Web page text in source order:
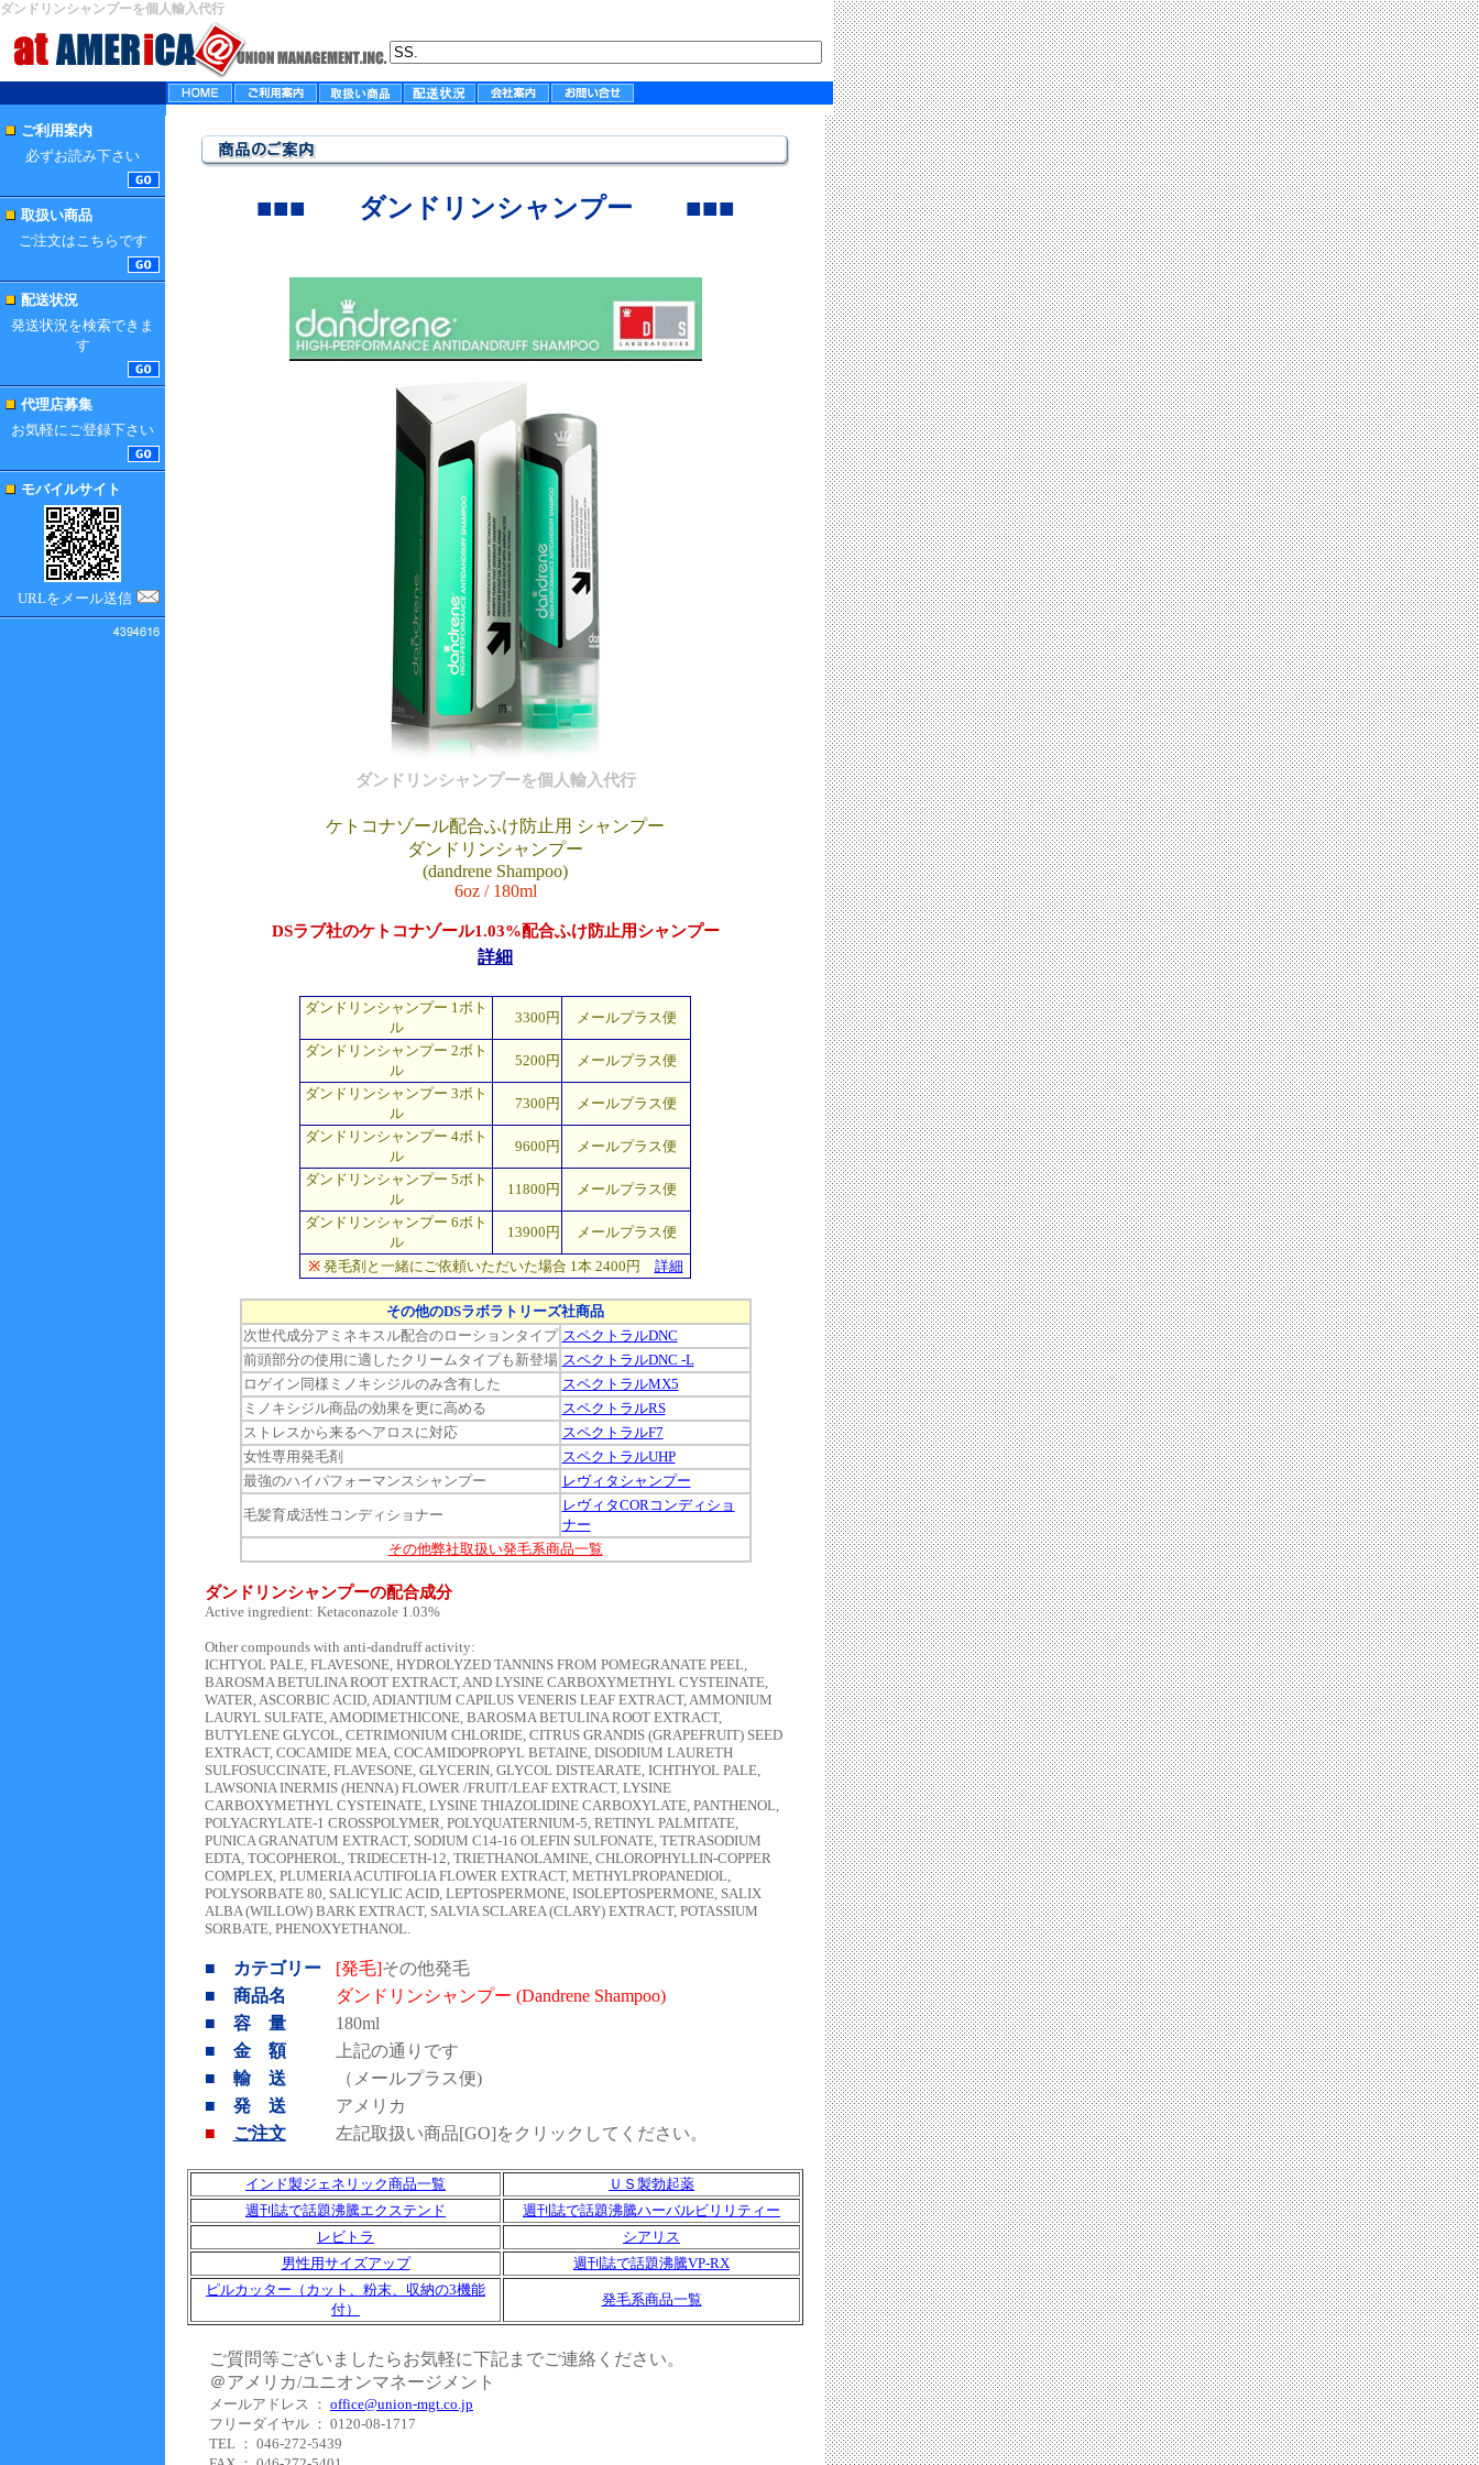
ダンドリンシャンプーを個人輸入代行
ご利用案内
必ずお読み下さい
取扱い商品
ご注文はこちらです
配送状況
発送状況を検索できま
す
代理店募集
お気軽にご登録下さい
モバイルサイト
URLをメール送信
■■■ ダンドリンシャンプー ■■■
ダンドリンシャンプーを個人輸入代行
ケトコナゾール配合ふけ防止用 シャンプー
ダンドリンシャンプー
(dandrene Shampoo)
6oz / 180ml
DSラブ社のケトコナゾール1.03%配合ふけ防止用シャンプー
詳細
ダンドリンシャンプー 1ボト
ル
3300円
メールプラス便
ダンドリンシャンプー 2ボト
ル
5200円
メールプラス便
ダンドリンシャンプー 3ボト
ル
7300円
メールプラス便
ダンドリンシャンプー 4ボト
ル
9600円
メールプラス便
ダンドリンシャンプー 5ボト
ル
11800円
メールプラス便
ダンドリンシャンプー 6ボト
ル
13900円 メールプラス便
※ 発毛剤と一緒にご依頼いただいた場合 1本 2400円 詳細
その他のDSラボラトリーズ社商品
次世代成分アミネキスル配合のローションタイプ スペクトラルDNC
前頭部分の使用に適したクリームタイプも新登場 スペクトラルDNC -L
ロゲイン同様ミノキシジルのみ含有した
スペクトラルMX5
ミノキシジル商品の効果を更に高める
スペクトラルRS
ストレスから来るヘアロスに対応
スペクトラルF7
女性専用発毛剤
スペクトラルUHP
最強のハイパフォーマンスシャンプー
レヴィタシャンプー
毛髪育成活性コンディショナー
レヴィタCORコンディショ
ナー
その他弊社取扱い発毛系商品一覧
ダンドリンシャンプーの配合成分
Active ingredient: Ketaconazole 1.03%
Other compounds with anti-dandruff activity:
ICHTYOL PALE, FLAVESONE, HYDROLYZED TANNINS FROM POMEGRANATE PEEL,
BAROSMA BETULINA ROOT EXTRACT, AND LYSINE CARBOXYMETHYL CYSTEINATE,
WATER, ASCORBIC ACID, ADIANTIUM CAPILUS VENERIS LEAF EXTRACT, AMMONIUM
LAURYL SULFATE, AMODIMETHICONE, BAROSMA BETULINA ROOT EXTRACT,
BUTYLENE GLYCOL, CETRIMONIUM CHLORIDE, CITRUS GRANDIS (GRAPEFRUIT) SEED
EXTRACT, COCAMIDE MEA, COCAMIDOPROPYL BETAINE, DISODIUM LAURETH
SULFOSUCCINATE, FLAVESONE, GLYCERIN, GLYCOL DISTEARATE, ICHTHYOL PALE,
LAWSONIA INERMIS (HENNA) FLOWER /FRUIT/LEAF EXTRACT, LYSINE
CARBOXYMETHYL CYSTEINATE, LYSINE THIAZOLIDINE CARBOXYLATE, PANTHENOL,
POLYACRYLATE-1 CROSSPOLYMER, POLYQUATERNIUM-5, RETINYL PALMITATE,
PUNICA GRANATUM EXTRACT, SODIUM C14-16 OLEFIN SULFONATE, TETRASODIUM
EDTA, TOCOPHEROL, TRIDECETH-12, TRIETHANOLAMINE, CHLOROPHYLLIN-COPPER
COMPLEX, PLUMERIA ACUTIFOLIA FLOWER EXTRACT, METHYLPROPANEDIOL,
POLYSORBATE 80, SALICYLIC ACID, LEPTOSPERMONE, ISOLEPTOSPERMONE, SALIX
ALBA (WILLOW) BARK EXTRACT, SALVIA SCLAREA (CLARY) EXTRACT, POTASSIUM
SORBATE, PHENOXYETHANOL.
■ カテゴリー [発毛]その他発毛
■ 商品名
ダンドリンシャンプー (Dandrene Shampoo)
■ 容 量
180ml
■ 金 額
上記の通りです
■ 輸 送
（メールプラス便)
■ 発 送
アメリカ
■
ご注文 左記取扱い商品[GO]をクリックしてください。
インド製ジェネリック商品一覧
ＵＳ製勃起薬
週刊誌で話題沸騰エクステンド
週刊誌で話題沸騰ハーバルビリリティー
レビトラ
シアリス
男性用サイズアップ
週刊誌で話題沸騰VP-RX
ピルカッター（カット、粉末、収納の3機能
付）
発毛系商品一覧
ご質問等ございましたらお気軽に下記までご連絡ください。
＠アメリカ/ユニオンマネージメント
メールアドレス ： office@union-mgt.co.jp
フリーダイヤル ： 0120-08-1717
TEL ： 046-272-5439